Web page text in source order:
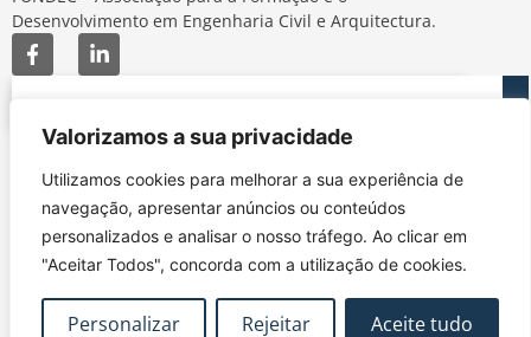
Valorizamos a sua privacidade
Utilizamos cookies para melhorar a sua experiência de
navegação, apresentar anúncios ou conteúdos
personalizados e analisar o nosso tráfego. Ao clicar em
"Aceitar Todos", concorda com a utilização de cookies.
Personalizar Rejeitar Aceite tudo
Desenvolvimento em Engenharia Civil e Arquitectura.
MAPA DO SITE
Subscrever Newsletter
Contactos
Google Maps
CONTACTOS
fundec@tecnico.ulisboa.pt
FUNDEC - IST - DECivil
Av. Rovisco Pais, 1049-
001 Lisboa